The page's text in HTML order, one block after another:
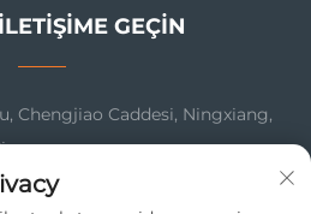
GEÇIN
Chengjiao Caddesi, Ningxiang,
+86-15616018606